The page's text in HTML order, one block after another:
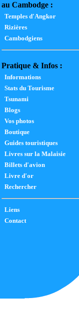
au Cambodge :
Temples d'Angkor
Rizières
Cambodgiens
Pratique & Infos :
Informations
Stats du Tourisme
Tsunami
Blogs
Vos photos
Boutique
Guides touristiques
Livres sur la Malaisie
Billets d'avion
Livre d'or
Rechercher
Liens
Contact